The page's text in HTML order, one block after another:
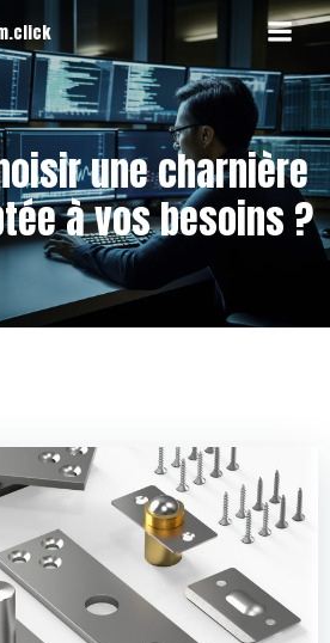
au
contenu
une charnière
à vos besoins ?